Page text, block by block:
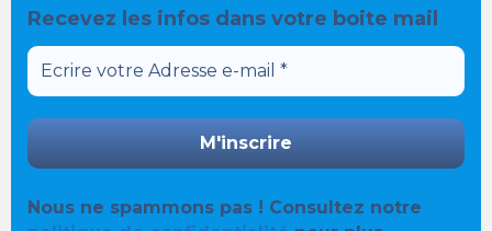
Recevez les infos dans votre boite mail
Nous ne spammons pas ! Consultez notre